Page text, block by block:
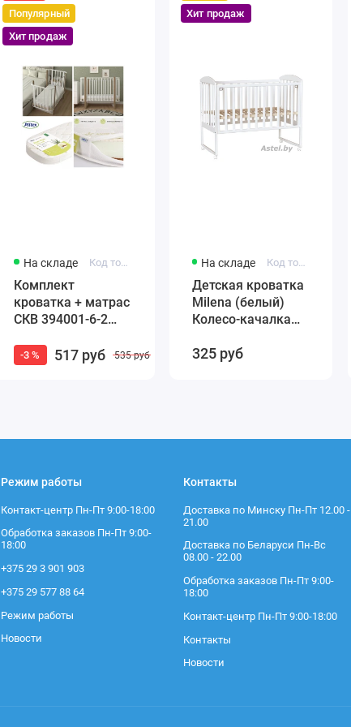
Популярный
Хит продаж
На складе Код товара: 4650259584965
Комплект
кроватка + матрас
СКВ 394001-6-2
бук (закругленные
края)
-3 % 517 руб 535 руб
Хит продаж
На складе
Детская кроватка
Milena (белый)
Колесо-качалка
быстросъемная
325 руб
Режим работы
Контакт-центр Пн-Пт 9:00-18:00
Обработка заказов Пн-Пт 9:00-
18:00
+375 29 3 901 903
+375 29 577 88 64
Режим работы
Новости
Контакты
Доставка по Минску Пн-Пт 12.00 -
21.00
Доставка по Беларуси Пн-Вс
08.00 - 22.00
Обработка заказов Пн-Пт 9:00-
18:00
Контакт-центр Пн-Пт 9:00-18:00
Контакты
Новости